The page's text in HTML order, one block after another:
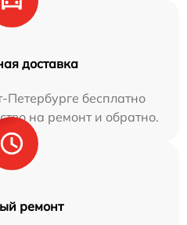
доставка
бесплатно
на ремонт и обратно.
ремонт